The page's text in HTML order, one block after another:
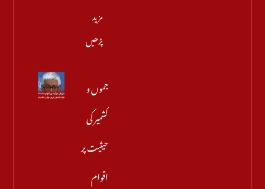
مزید
پڑھیں
جموں و
کشمیر کی
حیثیت پر
اقوام